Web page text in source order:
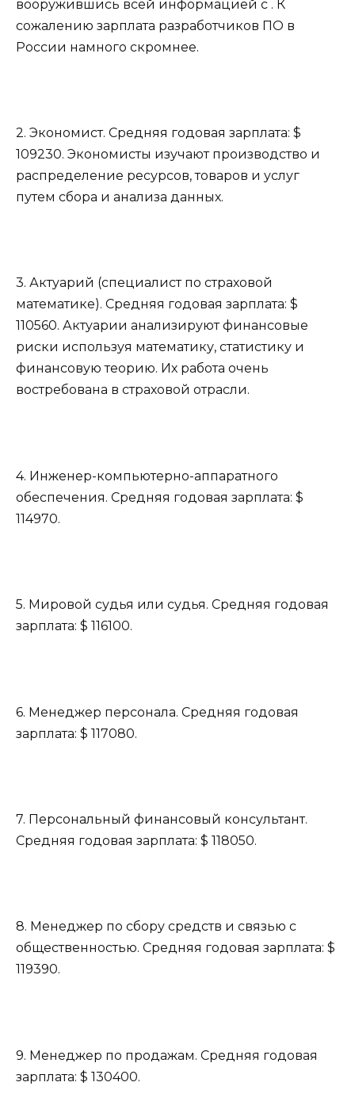
вооружившись всей информацией с . К
сожалению зарплата разработчиков ПО в
России намного скромнее.
2. Экономист. Средняя годовая зарплата: $
109230. Экономисты изучают производство и
распределение ресурсов, товаров и услуг
путем сбора и анализа данных.
3. Актуарий (специалист по страховой
математике). Средняя годовая зарплата: $
110560. Актуарии анализируют финансовые
риски используя математику, статистику и
финансовую теорию. Их работа очень
востребована в страховой отрасли.
4. Инженер-компьютерно-аппаратного
обеспечения. Средняя годовая зарплата: $
114970.
5. Мировой судья или судья. Средняя годовая
зарплата: $ 116100.
6. Менеджер персонала. Средняя годовая
зарплата: $ 117080.
7. Персональный финансовый консультант.
Средняя годовая зарплата: $ 118050.
8. Менеджер по сбору средств и связью с
общественностью. Средняя годовая зарплата: $
119390.
9. Менеджер по продажам. Средняя годовая
зарплата: $ 130400.